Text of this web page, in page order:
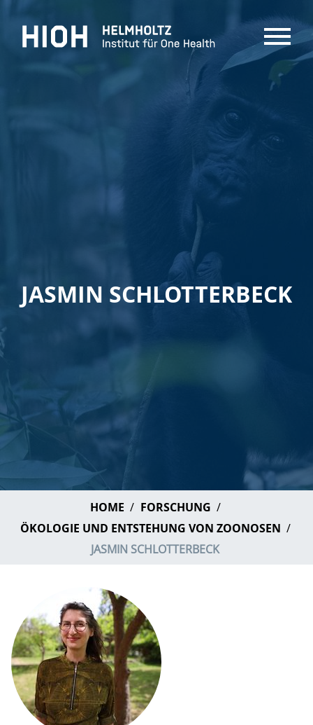
MENU
JASMIN SCHLOTTERBECK
HOME
FORSCHUNG
ÖKOLOGIE UND ENTSTEHUNG VON ZOONOSEN
JASMIN SCHLOTTERBECK